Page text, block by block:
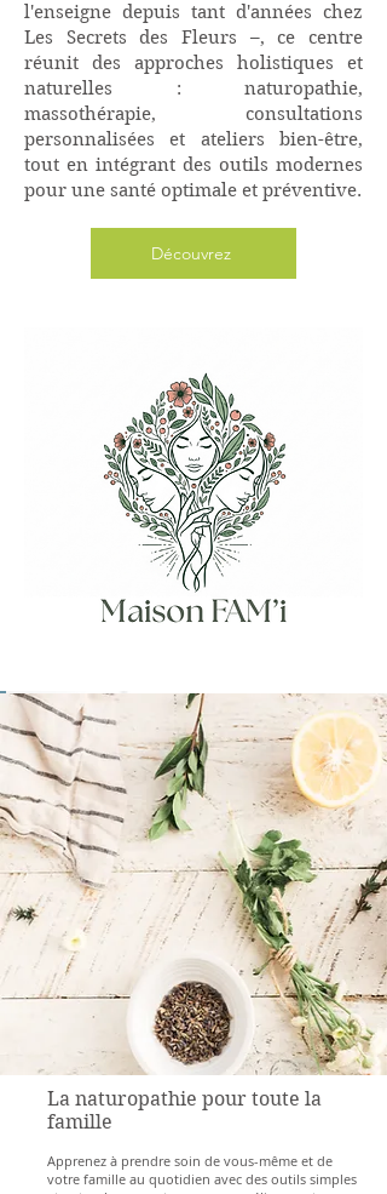
l'enseigne depuis tant d'années chez
Les Secrets des Fleurs –, ce centre
réunit des approches holistiques et
naturelles : naturopathie,
massothérapie, consultations
personnalisées et ateliers bien-être,
tout en intégrant des outils modernes
pour une santé optimale et préventive.
Découvrez
Naturopathie
La naturopathie pour toute la
famille
Apprenez à prendre soin de vous-même et de
votre famille au quotidien avec des outils simples